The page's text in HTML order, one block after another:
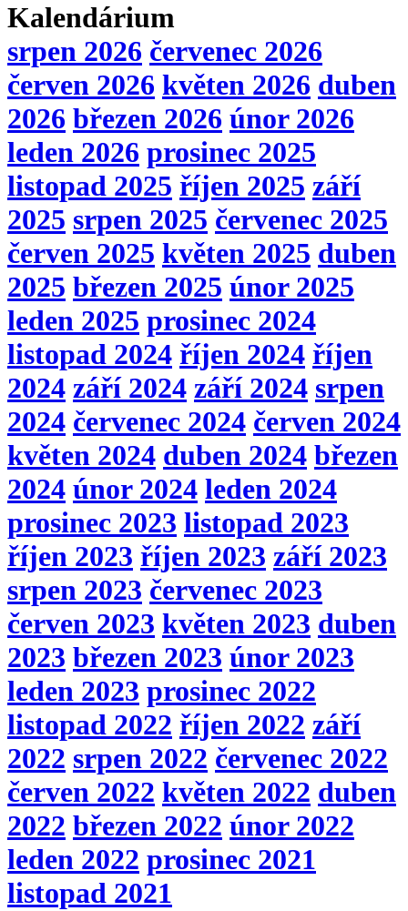
Kalendárium
srpen 2026 červenec 2026
červen 2026 květen 2026 duben
2026 březen 2026 únor 2026
leden 2026 prosinec 2025
listopad 2025 říjen 2025 září
2025 srpen 2025 červenec 2025
červen 2025 květen 2025 duben
2025 březen 2025 únor 2025
leden 2025 prosinec 2024
listopad 2024 říjen 2024 říjen
2024 září 2024 září 2024 srpen
2024 červenec 2024 červen 2024
květen 2024 duben 2024 březen
2024 únor 2024 leden 2024
prosinec 2023 listopad 2023
říjen 2023 říjen 2023 září 2023
srpen 2023 červenec 2023
červen 2023 květen 2023 duben
2023 březen 2023 únor 2023
leden 2023 prosinec 2022
listopad 2022 říjen 2022 září
2022 srpen 2022 červenec 2022
červen 2022 květen 2022 duben
2022 březen 2022 únor 2022
leden 2022 prosinec 2021
listopad 2021